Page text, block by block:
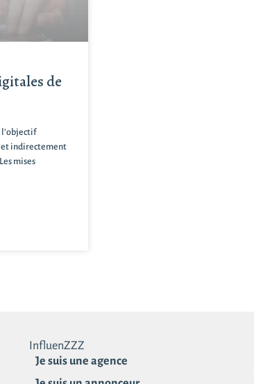
de
l’objectif
et indirectement
mises
InfluenZZZ
Je suis une agence